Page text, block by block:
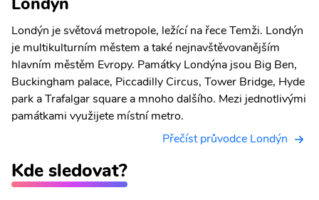
Londýn je světová metropole, ležící na řece Temži. Londýn
je multikulturním městem a také nejnavštěvovanějším
hlavním městěm Evropy. Památky Londýna jsou Big Ben,
Buckingham palace, Piccadilly Circus, Tower Bridge, Hyde
park a Trafalgar square a mnoho dalšího. Mezi jednotlivými
památkami využijete místní metro.
Přečíst průvodce Londýn
Kde sledovat?